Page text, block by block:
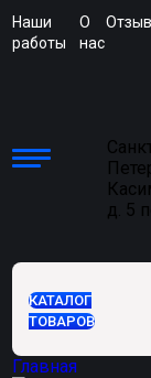
Наши
работы
О
нас
д. 5
КАТАЛОГ
ТОВАРОВ
Главная